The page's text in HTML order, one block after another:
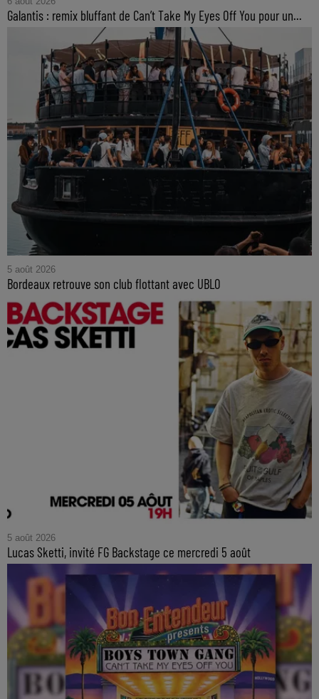
Galantis : remix bluffant de Can’t Take My Eyes Off You pour un...
5 août 2026
Bordeaux retrouve son club flottant avec UBLO
5 août 2026
Lucas Sketti, invité FG Backstage ce mercredi 5 août